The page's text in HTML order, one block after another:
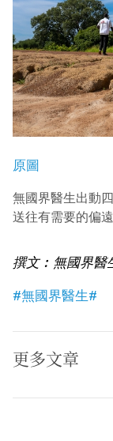
原圖
無國界醫生出動
送往有需要的偏
撰文︰無國界醫
#無國界醫生#
更多文章